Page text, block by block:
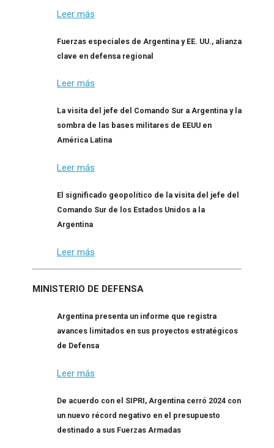
Leer más
Fuerzas especiales de Argentina y EE. UU., alianza
clave en defensa regional
Leer más
La visita del jefe del Comando Sur a Argentina y la
sombra de las bases militares de EEUU en
América Latina
Leer más
El significado geopolítico de la visita del jefe del
Comando Sur de los Estados Unidos a la
Argentina
Leer más
MINISTERIO DE DEFENSA
Argentina presenta un informe que registra
avances limitados en sus proyectos estratégicos
de Defensa
Leer más
De acuerdo con el SIPRI, Argentina cerró 2024 con
un nuevo récord negativo en el presupuesto
destinado a sus Fuerzas Armadas